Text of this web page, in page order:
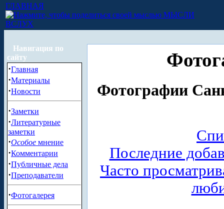
ГЛАВНАЯ
МЫСЛИ
ВСЛУХ
Навигация по
сайту
·Главная
·Материалы
·Новости
·Заметки
·Литературные
заметки
·Особое мнение
·Комментарии
·Публичные дела
·Преподаватели
·Фотогалерея
Фотографии
Последние
Часто